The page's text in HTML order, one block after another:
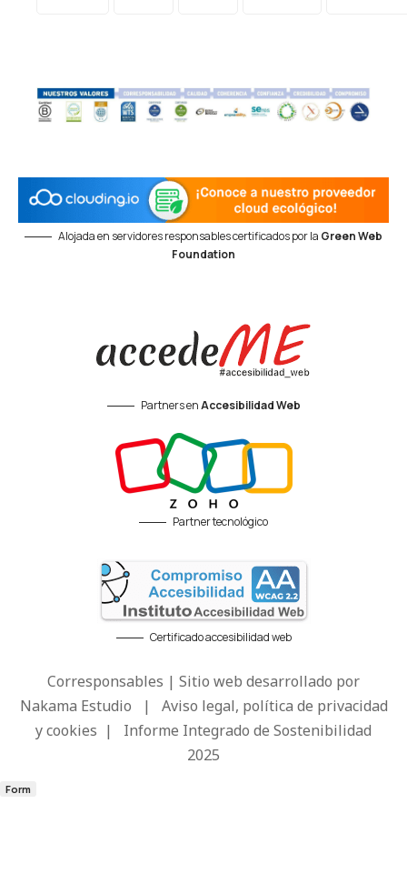
Alojada en servidores responsables certificados por la Green Web
Foundation
Partners enAccesibilidad Web
Partner tecnológico
Certificado accesibilidad web
Corresponsables | Sitio web desarrollado por
Nakama Estudio | Aviso legal, política de privacidad
y cookies | Informe Integrado de Sostenibilidad
2025
Form